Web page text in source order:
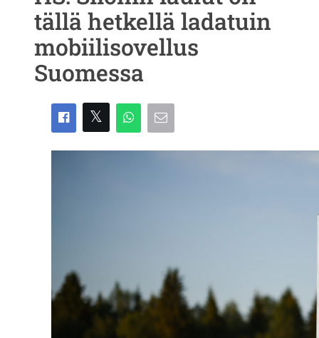
tällä hetkellä ladatuin
mobiilisovellus
Suomessa